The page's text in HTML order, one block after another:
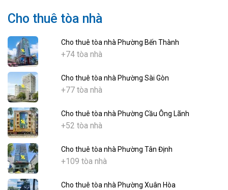
Cho thuê tòa nhà
Cho thuê tòa nhà Phường Bến Thành
+74 tòa nhà
Cho thuê tòa nhà Phường Sài Gòn
+77 tòa nhà
Cho thuê tòa nhà Phường Cầu Ông Lãnh
+52 tòa nhà
Cho thuê tòa nhà Phường Tân Định
+109 tòa nhà
Cho thuê tòa nhà Phường Xuân Hòa